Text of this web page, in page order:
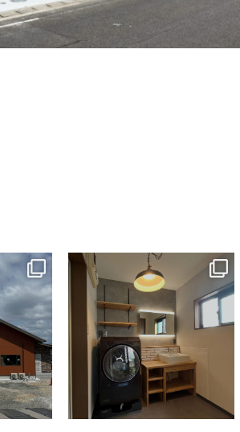
tomohouseinc
7月 13